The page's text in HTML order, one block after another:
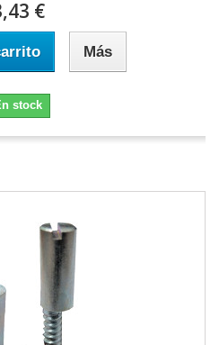
€
Más
stock